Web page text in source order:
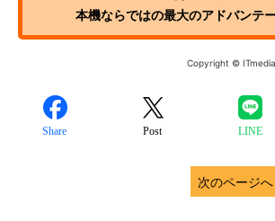
本機ならではの最大のアドバンテ
Copyright ©
Share Post LINE
次のページへ